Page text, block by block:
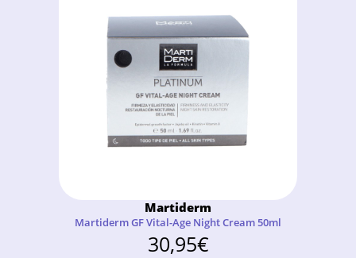
Martiderm
Martiderm GF Vital-Age Night Cream 50ml
30,95€